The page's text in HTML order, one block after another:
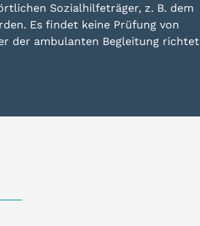
Sozialhilfeträger, z. B. dem
Es findet keine Prüfung von
der ambulanten Begleitung richtet